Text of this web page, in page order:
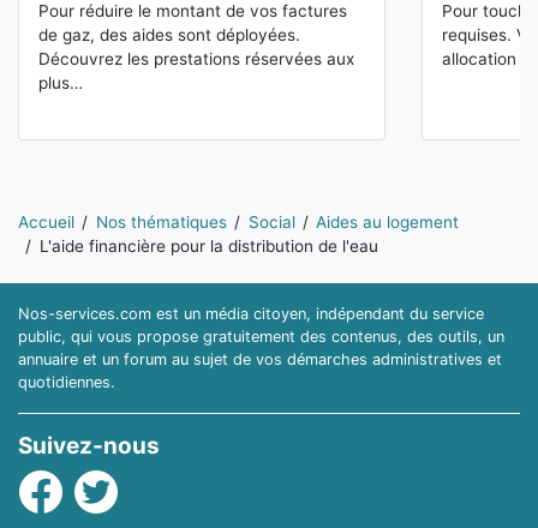
Pour réduire le montant de vos factures
de gaz, des aides sont déployées.
Découvrez les prestations réservées aux
plus…
Pour
requises.
allocation
Vous êtes ici:
Accueil Nos thématiques Social
Aides au logement
L'aide financière pour la distribution de l'eau
Nos-services.com est un média citoyen, indépendant du service
public, qui vous propose gratuitement des contenus, des outils, un
annuaire et un forum au sujet de vos démarches administratives et
quotidiennes.
Suivez-nous
Facebook
Twitter